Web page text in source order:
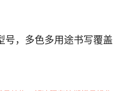
号，多色多用途书写覆盖